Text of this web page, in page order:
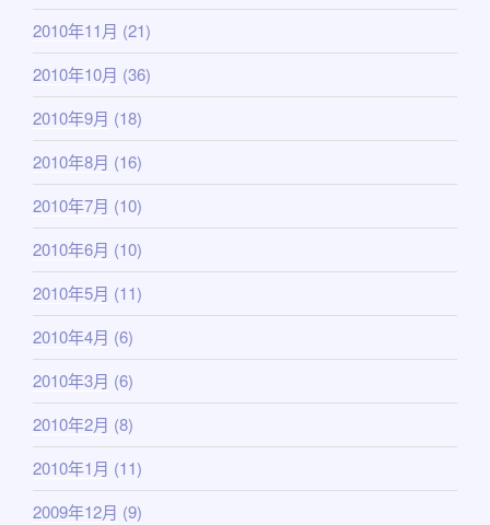
2010年11月 (21)
2010年10月 (36)
2010年9月 (18)
2010年8月 (16)
2010年7月 (10)
2010年6月 (10)
2010年5月 (11)
2010年4月 (6)
2010年3月 (6)
2010年2月 (8)
2010年1月 (11)
2009年12月 (9)